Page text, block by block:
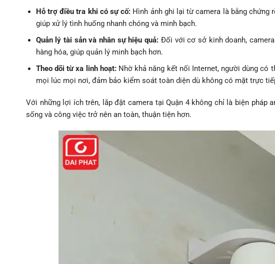
Hỗ trợ điều tra khi có sự cố: Hình ảnh ghi lại từ camera là bằng chứng
giúp xử lý tình huống nhanh chóng và minh bạch.
Quản lý tài sản và nhân sự hiệu quả: Đối với cơ sở kinh doanh,
hàng hóa, giúp quản lý minh bạch hơn.
Theo dõi từ xa linh hoạt:Nhờ khả năng kết nối Internet, người dùng có
mọi lúc mọi nơi, đảm bảo kiểm soát toàn diện dù không có mặt trực
Với những lợi ích trên, lắp đặt camera tại Quận 4 không chỉ là biện pháp
sống và công việc trở nên an toàn, thuận tiện hơn.